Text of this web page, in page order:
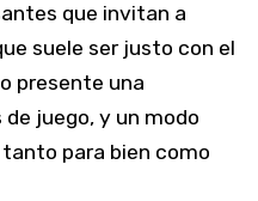
que invitan a
suele ser justo con el
presente una
juego, y un modo
para bien como